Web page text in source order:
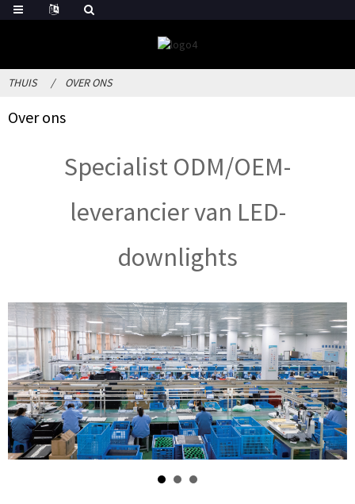
THUIS OVER ONS
Over ons
Specialist ODM/OEM-
leverancier van LED-
downlights